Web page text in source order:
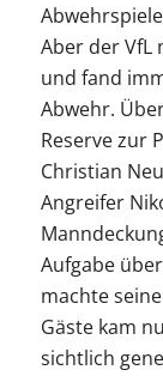
Aber der VfL
und fand
Abwehr.
Reserve zur
Christian
Angreifer
Aufgabe
machte
Gäste kam
sichtlich